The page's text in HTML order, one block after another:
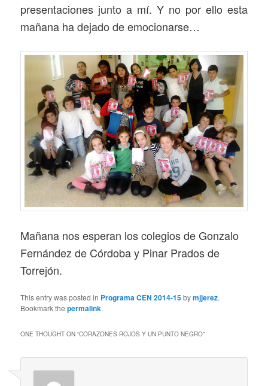
presentaciones junto a mí. Y no por ello esta
mañana ha dejado de emocionarse…
Mañana nos esperan los colegios de Gonzalo
Fernández de Córdoba y Pinar Prados de
Torrejón.
This entry was posted in Programa CEN 2014-15bymjjerez.
Bookmark thepermalink.
ONE THOUGHT ON “CORAZONES ROJOS Y UN PUNTO NEGRO”